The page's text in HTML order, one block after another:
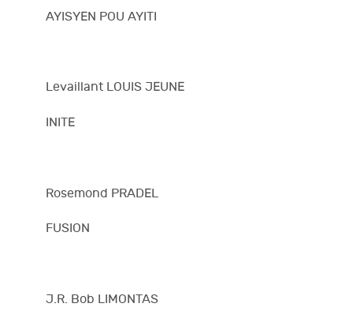
AYISYEN POU AYITI
Levaillant LOUIS JEUNE
INITE
Rosemond PRADEL
FUSION
J.R. Bob LIMONTAS